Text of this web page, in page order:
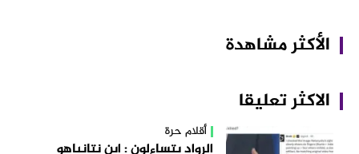
الأكثر مشاهدة
الاكثر تعليقا
أقلام حرة
الرواد يتساءلون : اين نتانياهو